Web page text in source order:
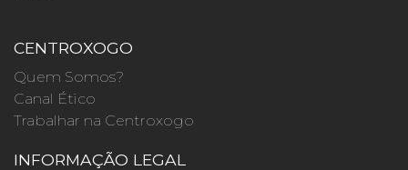
CENTROXOGO
Quem Somos?
Canal Ético
Trabalhar na Centroxogo
INFORMAÇÃO LEGAL